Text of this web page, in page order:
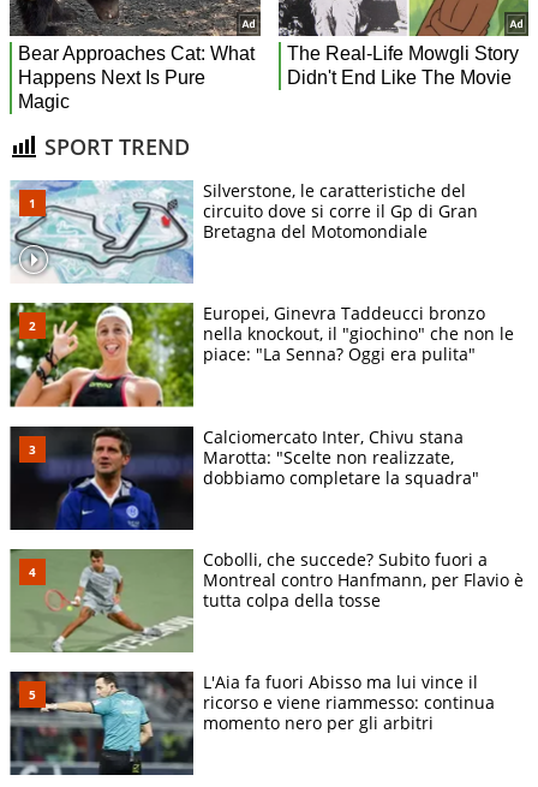
SPORT TREND
Silverstone, le caratteristiche del
circuito dove si corre il Gp di Gran
Bretagna del Motomondiale
Europei, Ginevra Taddeucci bronzo
nella knockout, il "giochino" che non le
piace: "La Senna? Oggi era pulita"
Calciomercato Inter, Chivu stana
Marotta: "Scelte non realizzate,
dobbiamo completare la squadra"
Cobolli, che succede? Subito fuori a
Montreal contro Hanfmann, per Flavio è
tutta colpa della tosse
L'Aia fa fuori Abisso ma lui vince il
ricorso e viene riammesso: continua
momento nero per gli arbitri